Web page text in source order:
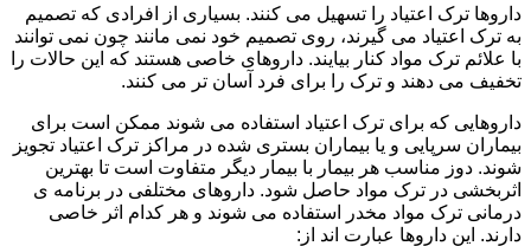
داروها ترک اعتیاد را تسهیل می کنند. بسیاری از افرادی که تصمیم
به ترک اعتیاد می گیرند، روی تصمیم خود نمی مانند چون نمی توانند
با علائم ترک مواد کنار بیایند. داروهای خاصی هستند که این حالات را
تخفیف می دهند و ترک را برای فرد آسان تر می کنند.
داروهایی که برای ترک اعتیاد استفاده می شوند ممکن است برای
بیماران سرپایی و یا بیماران بستری شده در مراکز ترک اعتیاد تجویز
شوند. دوز مناسب هر بیمار با بیمار دیگر متفاوت است تا بهترین
اثربخشی در ترک مواد حاصل شود. داروهای مختلفی در برنامه ی
درمانی ترک مواد مخدر استفاده می شوند و هر کدام اثر خاصی
دارند. این داروها عبارت اند از: